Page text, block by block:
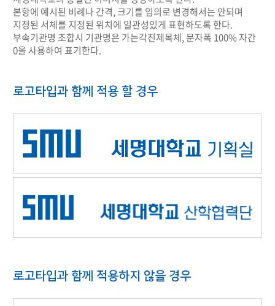
본항에 예시된 비례나 간격, 크기를 임의로 변경해서는 안되며
지정된 서체를 지정된 위치에 일관성있게 표현하도록 한다.
부속기관명 조합시 기관명은 가는각진제목체, 문자폭 100% 자간
0을 사용하여 표기한다.
로고타입과 함께 적용 할 경우
로고타입과 함께 적용하지 않을 경우